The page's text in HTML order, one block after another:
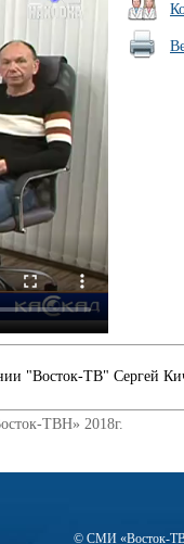
"Восток-ТВ" Сергей
ТВН» 2018г.
© СМИ «Восток-